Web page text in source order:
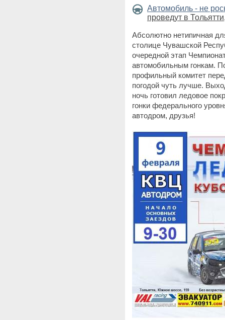
Автомобиль - не
проведут в
Абсолютно нетипичная
столице Чувашской
очередной этап
автомобильным гонкам.
профильный комитет
погодой чуть лучше.
ночь готовил ледовое
гонки федерального
автодром, друзья!